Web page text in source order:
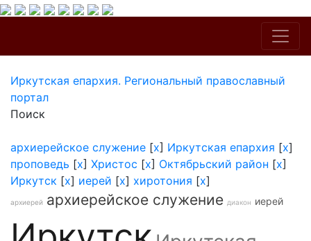
Иркутская епархия. Региональный православный
портал
Поиск
архиерейское служение [x] Иркутская епархия [x]
проповедь [x] Христос [x] Октябрьский район [x]
Иркутск [x] иерей [x] хиротония [x]
архиерей архиерейское служение диакон иерей